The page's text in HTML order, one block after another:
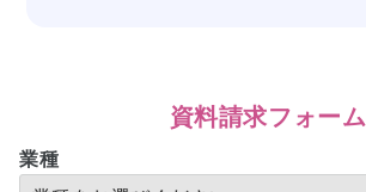
資料請求フォーム
業種